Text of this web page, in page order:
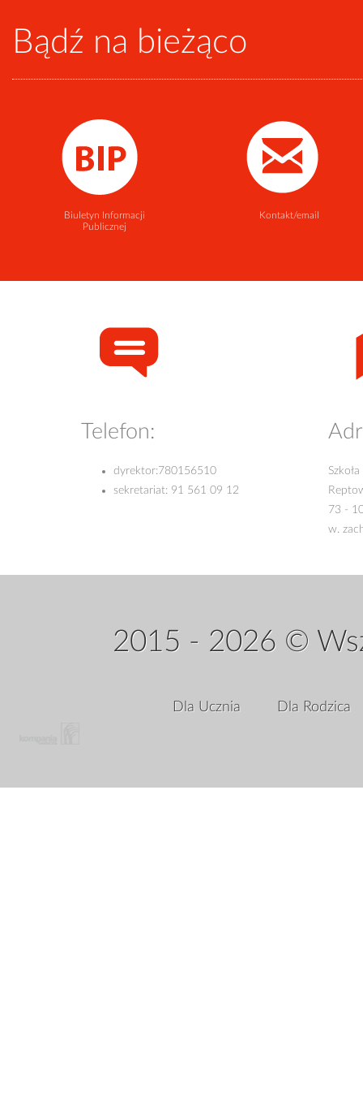
Bądź na bieżąco
Biuletyn Informacji
Publicznej
Kontakt/email
Telefon:
dyrektor:780156510
sekretariat: 91 561 09 12
73 -
w.
2015 - 2026 ©
Dla Ucznia Dla Rodzica